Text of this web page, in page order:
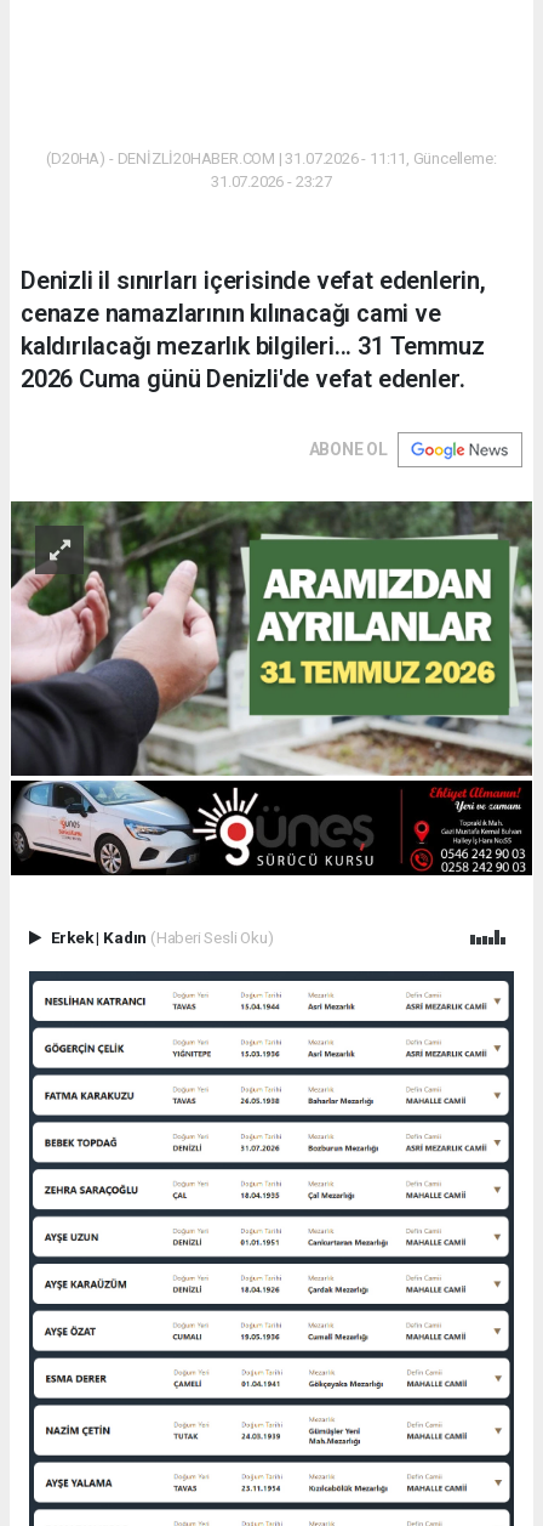
(D20HA) - DENİZLİ20HABER.COM | 31.07.2026 - 11:11, Güncelleme:
31.07.2026 - 23:27
Denizli il sınırları içerisinde vefat edenlerin,
cenaze namazlarının kılınacağı cami ve
kaldırılacağı mezarlık bilgileri... 31 Temmuz
2026 Cuma günü Denizli'de vefat edenler.
ABONE OL
Erkek| Kadın (Haberi Sesli Oku)